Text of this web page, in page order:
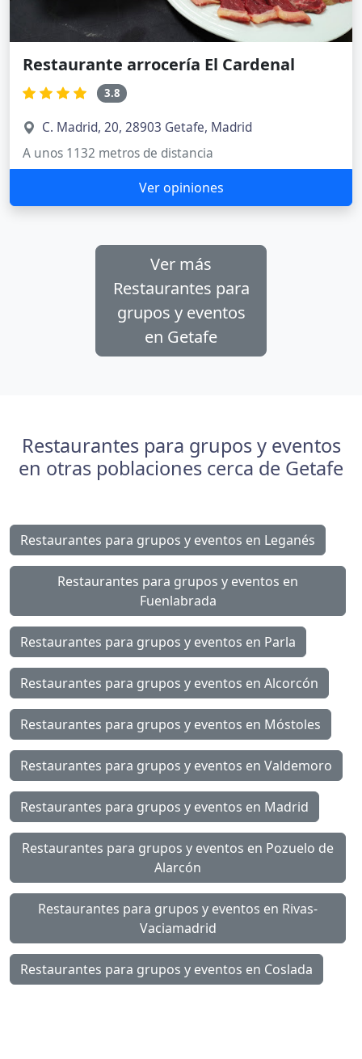
Restaurante arrocería El Cardenal
3.8
C. Madrid, 20, 28903 Getafe, Madrid
A unos 1132 metros de distancia
Ver opiniones
Ver más
Restaurantes para
grupos y eventos
en Getafe
Restaurantes para grupos y eventos
en otras poblaciones cerca de Getafe
Restaurantes para grupos y eventos en Leganés
Restaurantes para grupos y eventos en
Fuenlabrada
Restaurantes para grupos y eventos en Parla
Restaurantes para grupos y eventos en Alcorcón
Restaurantes para grupos y eventos en Móstoles
Restaurantes para grupos y eventos en Valdemoro
Restaurantes para grupos y eventos en Madrid
Restaurantes para grupos y eventos en Pozuelo de
Alarcón
Restaurantes para grupos y eventos en Rivas-
Vaciamadrid
Restaurantes para grupos y eventos en Coslada